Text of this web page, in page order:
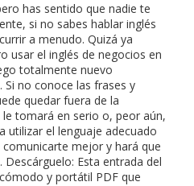
has sentido que nadie te
si no sabes hablar inglés
a menudo. Quizá ya
usar el inglés de negocios en
totalmente nuevo
no conoce las frases y
quedar fuera de la
tomará en serio o, peor aún,
utilizar el lenguaje adecuado
mejor y hará que
Esta entrada del
y portátil PDF que